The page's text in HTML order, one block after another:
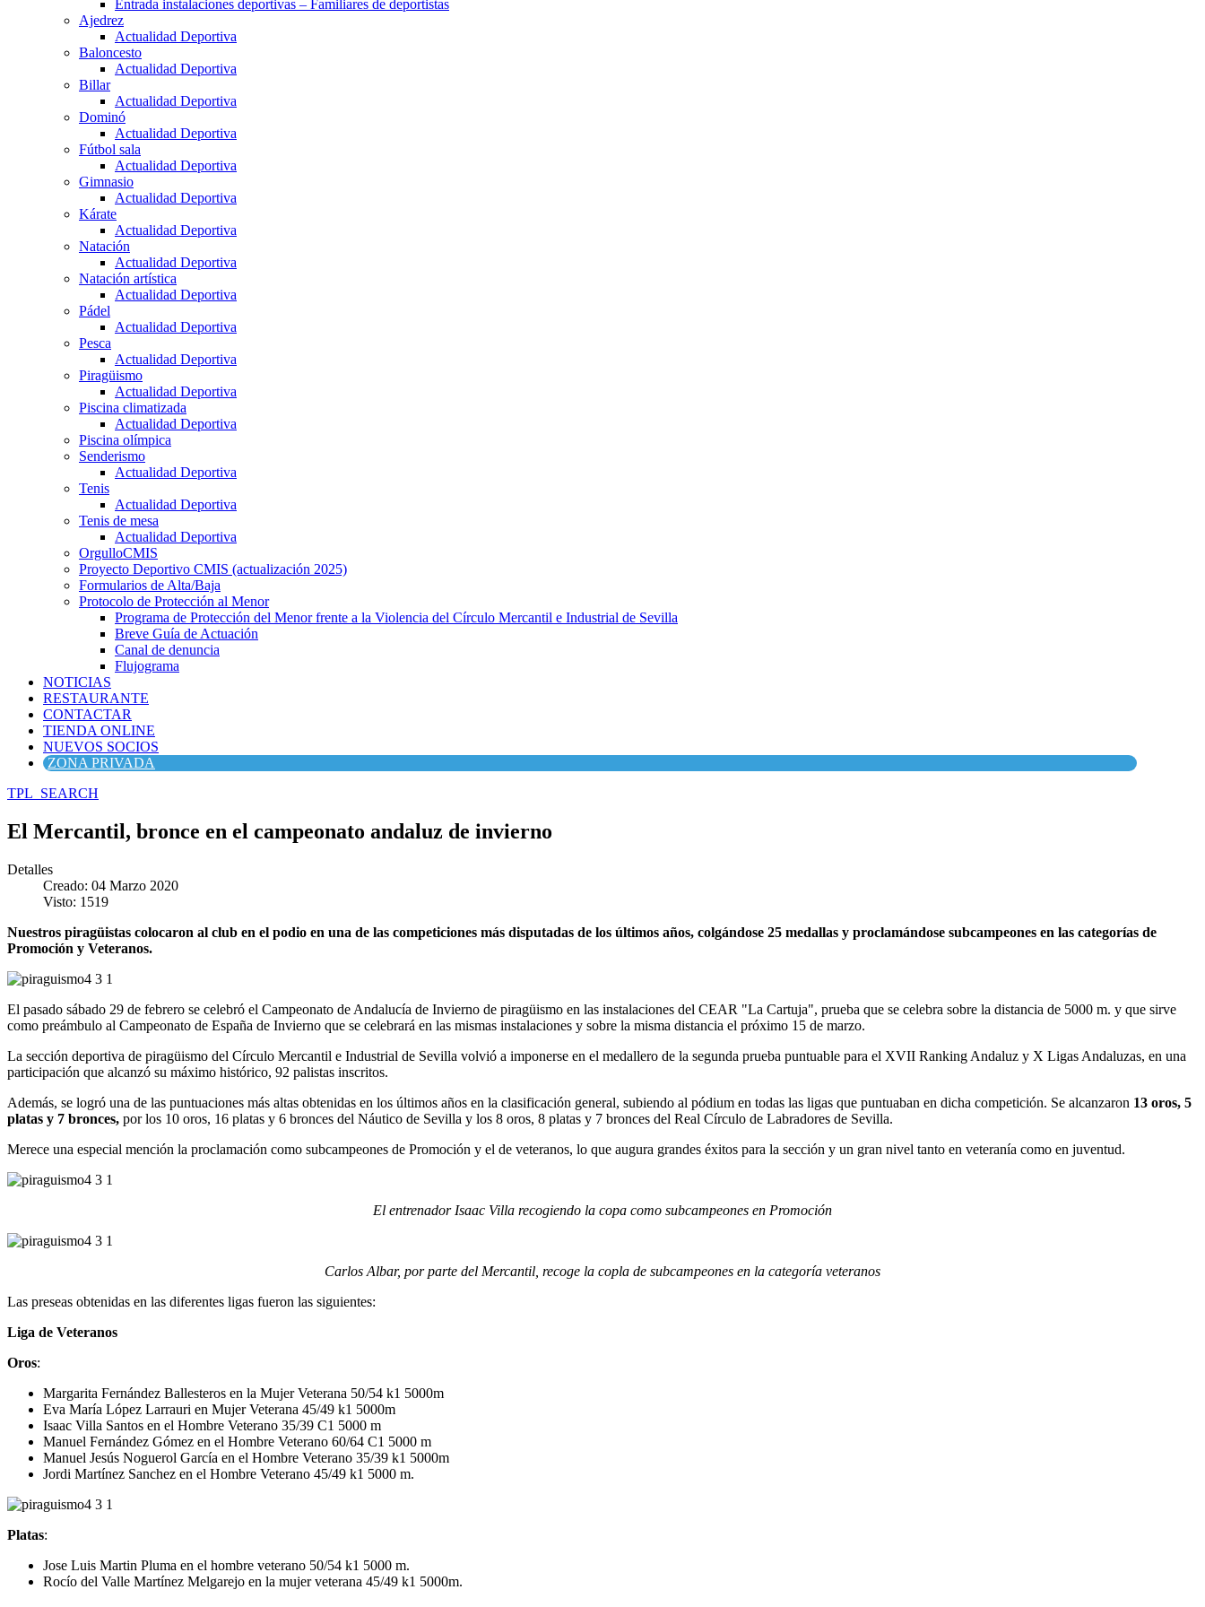
Entrada instalaciones deportivas – Familiares de deportistas
Ajedrez
Actualidad Deportiva
Baloncesto
Actualidad Deportiva
Billar
Actualidad Deportiva
Dominó
Actualidad Deportiva
Fútbol sala
Actualidad Deportiva
Gimnasio
Actualidad Deportiva
Kárate
Actualidad Deportiva
Natación
Actualidad Deportiva
Natación artística
Actualidad Deportiva
Pádel
Actualidad Deportiva
Pesca
Actualidad Deportiva
Piragüismo
Actualidad Deportiva
Piscina climatizada
Actualidad Deportiva
Piscina olímpica
Senderismo
Actualidad Deportiva
Tenis
Actualidad Deportiva
Tenis de mesa
Actualidad Deportiva
OrgulloCMIS
Proyecto Deportivo CMIS (actualización 2025)
Formularios de Alta/Baja
Protocolo de Protección al Menor
Programa de Protección del Menor frente a la Violencia del Círculo Mercantil e Industrial de Sevilla
Breve Guía de Actuación
Canal de denuncia
Flujograma
NOTICIAS
RESTAURANTE
CONTACTAR
TIENDA ONLINE
NUEVOS SOCIOS
ZONA PRIVADA
TPL_SEARCH
El Mercantil, bronce en el campeonato andaluz de invierno
Detalles
Creado: 04 Marzo 2020
Visto: 1519
Nuestros piragüistas colocaron al club en el podio en una de las competiciones más disputadas de los últimos años, colgándose 25 medallas y proclamándose subcampeones en las categorías de
Promoción y Veteranos.
El pasado sábado 29 de febrero se celebró el Campeonato de Andalucía de Invierno de piragüismo en las instalaciones del CEAR "La Cartuja", prueba que se celebra sobre la distancia de 5000 m. y que sirve
como preámbulo al Campeonato de España de Invierno que se celebrará en las mismas instalaciones y sobre la misma distancia el próximo 15 de marzo.
La sección deportiva de piragüismo del Círculo Mercantil e Industrial de Sevilla volvió a imponerse en el medallero de la segunda prueba puntuable para el XVII Ranking Andaluz y X Ligas Andaluzas, en una
participación que alcanzó su máximo histórico, 92 palistas inscritos.
Además, se logró una de las puntuaciones más altas obtenidas en los últimos años en la clasificación general, subiendo al pódium en todas las ligas que puntuaban en dicha competición. Se alcanzaron 13 oros, 5
platas y 7 bronces, por los 10 oros, 16 platas y 6 bronces del Náutico de Sevilla y los 8 oros, 8 platas y 7 bronces del Real Círculo de Labradores de Sevilla.
Merece una especial mención la proclamación como subcampeones de Promoción y el de veteranos, lo que augura grandes éxitos para la sección y un gran nivel tanto en veteranía como en juventud.
El entrenador Isaac Villa recogiendo la copa como subcampeones en Promoción
Carlos Albar, por parte del Mercantil, recoge la copla de subcampeones en la categoría veteranos
Las preseas obtenidas en las diferentes ligas fueron las siguientes:
Liga de Veteranos
Oros:
Margarita Fernández Ballesteros en la Mujer Veterana 50/54 k1 5000m
Eva María López Larrauri en Mujer Veterana 45/49 k1 5000m
Isaac Villa Santos en el Hombre Veterano 35/39 C1 5000 m
Manuel Fernández Gómez en el Hombre Veterano 60/64 C1 5000 m
Manuel Jesús Noguerol García en el Hombre Veterano 35/39 k1 5000m
Jordi Martínez Sanchez en el Hombre Veterano 45/49 k1 5000 m.
Platas:
Jose Luis Martin Pluma en el hombre veterano 50/54 k1 5000 m.
Rocío del Valle Martínez Melgarejo en la mujer veterana 45/49 k1 5000m.